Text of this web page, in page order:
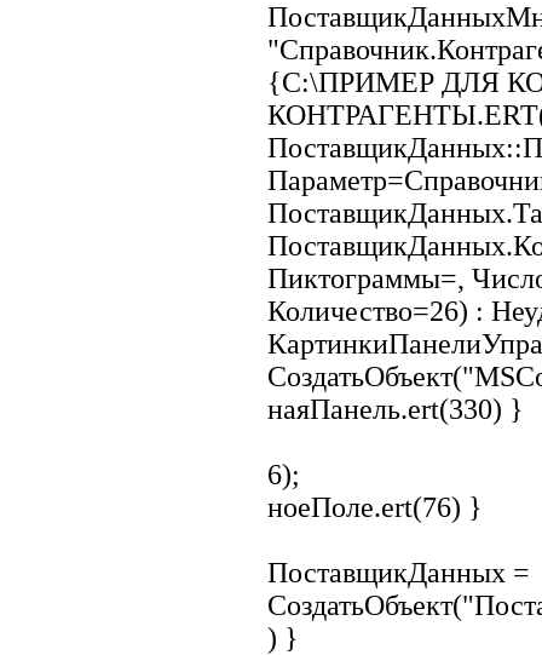
{C:\ПРИМЕР ДЛЯ
Пиктограммы=,
Количество=26) :
наяПанель.ert(330) }
6);
ноеПоле.ert(76) }
ПоставщикДанных =
) }